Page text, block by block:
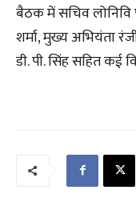
बैठक में सचिव
शर्मा, मुख्य अभियंता
डी. पी. सिंह सहित कई